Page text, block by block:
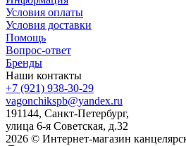
Условия оплаты
Условия доставки
Помощь
Вопрос-ответ
Бренды
Наши контакты
+7 (921) 938-30-29
vagonchikspb@yandex.ru
191144, Санкт-Петербург,
улица 6-я Советская, д.32
2026 © Интернет-магазин